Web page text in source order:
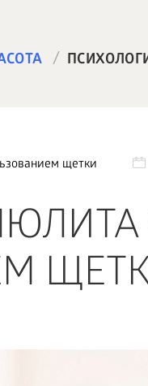
/
щетки